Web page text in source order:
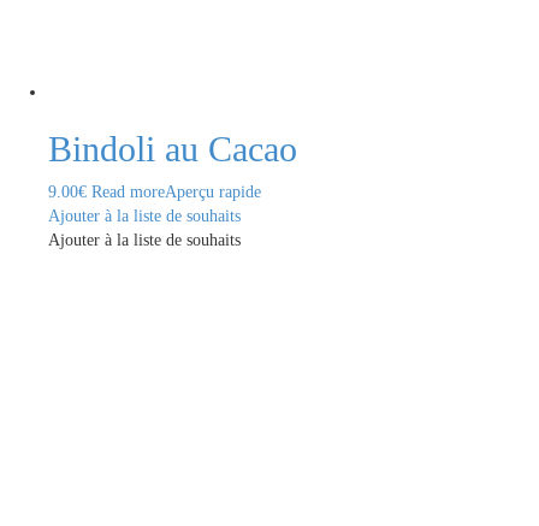
Bindoli au Cacao
9.00€ Read moreAperçu rapide
Ajouter à la liste de souhaits
Ajouter à la liste de souhaits